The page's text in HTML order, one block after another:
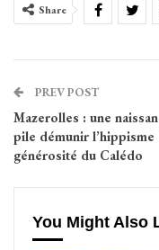
Share
PREV POST
Mazerolles : une
pile démunir l’hippisme
générosité du Calédo
You Might Also